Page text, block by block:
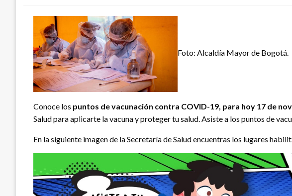
Foto: Alcaldía Mayor de Bogotá.
Conoce los puntos de vacunación contra COVID-19, para hoy 17 de
Salud para aplicarte la vacuna y proteger tu salud. Asiste a los puntos de
En la siguiente imagen de la Secretaría de Salud encuentras los lugares